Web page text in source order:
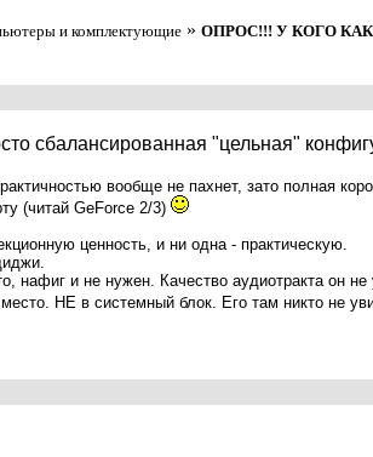
и комплектующие» ОПРОС!!! У КОГО
сбалансированная "цельная"
вообще не пахнет, зато полная
(читай GeForce 2/3)
ценность, и ни одна - практическую.
и не нужен. Качество аудиотракта он
НЕ в системный блок. Его там никто не